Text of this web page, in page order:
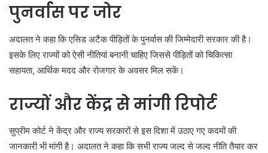
पुनर्वास पर जोर
अदालत ने कहा कि एसिड अटैक पीड़ितों के पुनर्वास की जिम्मेदारी सरकार की है।
इसके लिए राज्यों को ऐसी नीतियां बनानी चाहिए जिससे पीड़ितों को चिकित्सा
सहायता, आर्थिक मदद और रोजगार के अवसर मिल सकें।
राज्यों और केंद्र से मांगी रिपोर्ट
सुप्रीम कोर्ट ने केंद्र और राज्य सरकारों से इस दिशा में उठाए गए कदमों की
जानकारी भी मांगी है। अदालत ने कहा कि सभी राज्य जल्द से जल्द नीति तैयार कर